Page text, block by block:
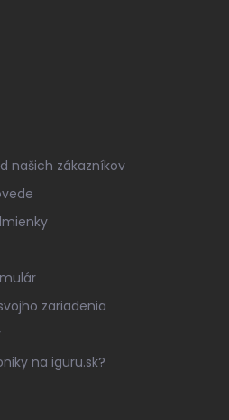
našich zákazníkov
zariadenia
na iguru.sk?